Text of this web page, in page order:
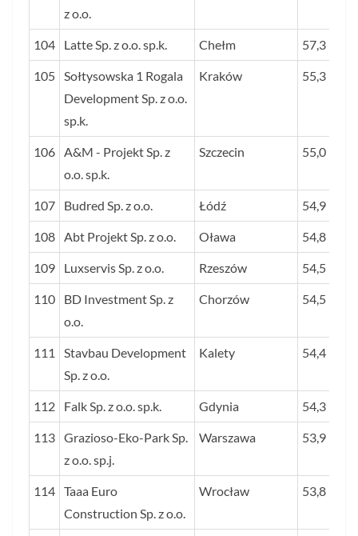
z o.o.
104 Latte Sp. z o.o. sp.k. Chełm 57,3
105 Sołtysowska 1 Rogala
Development Sp. z o.o.
sp.k.
Kraków 55,3
106 A&M - Projekt Sp. z
o.o. sp.k.
Szczecin 55,0
107 Budred Sp. z o.o. Łódź 54,9
108 Abt Projekt Sp. z o.o. Oława 54,8
109 Luxservis Sp. z o.o. Rzeszów 54,5
110
BD Investment Sp. z
o.o.
Chorzów 54,5
111
Stavbau Development
Sp. z o.o.
Kalety 54,4
112 Falk Sp. z o.o. sp.k. Gdynia 54,3
113 Grazioso-Eko-Park Sp.
z o.o. sp.j.
Warszawa 53,9
114 Taaa Euro
Construction Sp. z o.o.
Wrocław 53,8